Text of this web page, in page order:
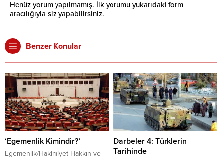
Henüz yorum yapılmamış. İlk yorumu yukarıdaki form
aracılığıyla siz yapabilirsiniz.
Benzer Konular
‘Egemenlik Kimindir?’
Egemenlik/Hakimiyet Hakkın ve
Darbeler 4: Türklerin
Tarihinde